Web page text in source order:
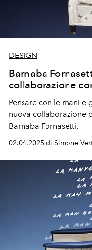
DESIGN
Barnaba
collaborazione
Pensare con le mani e
nuova collaborazione
Barnaba Fornasetti.
02.04.2025 di Simone